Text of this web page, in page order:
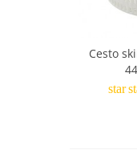
Cesto
star